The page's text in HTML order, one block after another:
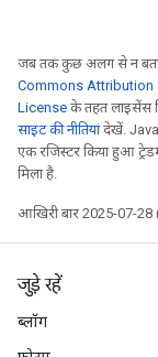
जब तक कुछ अलग से न
Commons Attribution
License के तहत लाइसेंस
साइट की नीतियांदेखें.
एक रजिस्टर किया हुआ
मिला है.
आखिरी बार 2025-07-28
जुड़े रहें
ब्लॉग